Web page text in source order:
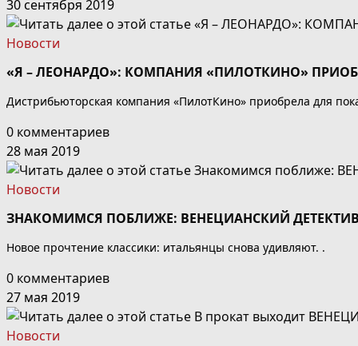
30 сентября 2019
Новости
«Я – ЛЕОНАРДО»: КОМПАНИЯ «ПИЛОТКИНО»
Дистрибьюторская компания «ПилотКино» приобрела для
0 комментариев
28 мая 2019
Новости
ЗНАКОМИМСЯ ПОБЛИЖЕ: ВЕНЕЦИАНСКИЙ
Новое прочтение классики: итальянцы снова удивляют. .
0 комментариев
27 мая 2019
Новости